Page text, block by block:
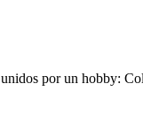
por un hobby: